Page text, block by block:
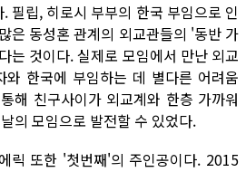
필립, 히로시 부부의 한국 부임으로 인
은 동성혼 관계의 외교관들의 '동반 가
는 것이다. 실제로 모임에서 만난 외교
와 한국에 부임하는 데 별다른 어려움
해 친구사이가 외교계와 한층 가까워
의 모임으로 발전할 수 있었다.
릭 또한 '첫번째'의 주인공이다. 2015